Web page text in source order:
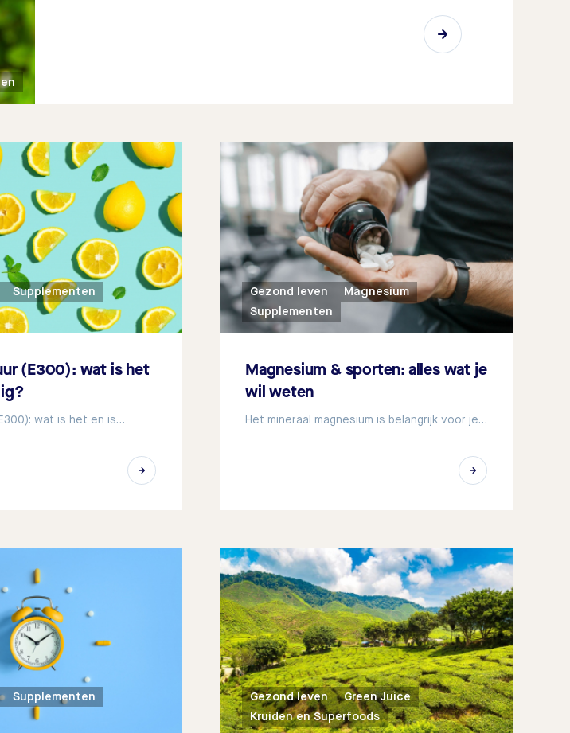
Supplementen
(E300): wat is het
wat is het en is…
Gezond leven
Magnesium
Supplementen
Magnesium & sporten: alles wat je
wil weten
Het mineraal magnesium is belangrijk voor je…
Supplementen
Gezond leven
Green Juice
Kruiden en Superfoods